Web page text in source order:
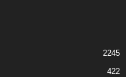
2245
422